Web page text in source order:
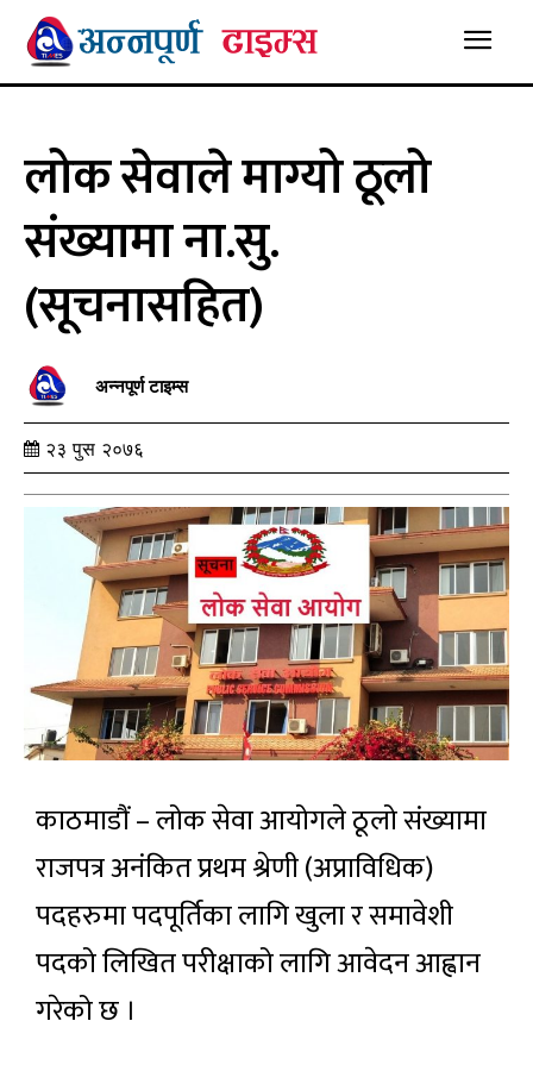
लोक सेवाले माग्यो ठूलो
संख्यामा ना.सु.
(सूचनासहित)
अन्नपूर्ण टाइम्स
२३ पुस २०७६
काठमाडौं – लोक सेवा आयोगले ठूलो संख्यामा
राजपत्र अनंकित प्रथम श्रेणी (अप्राविधिक)
पदहरुमा पदपूर्तिका लागि खुला र समावेशी
पदको लिखित परीक्षाको लागि आवेदन आह्वान
गरेको छ ।